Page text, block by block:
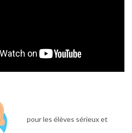
pour les élèves sérieux et